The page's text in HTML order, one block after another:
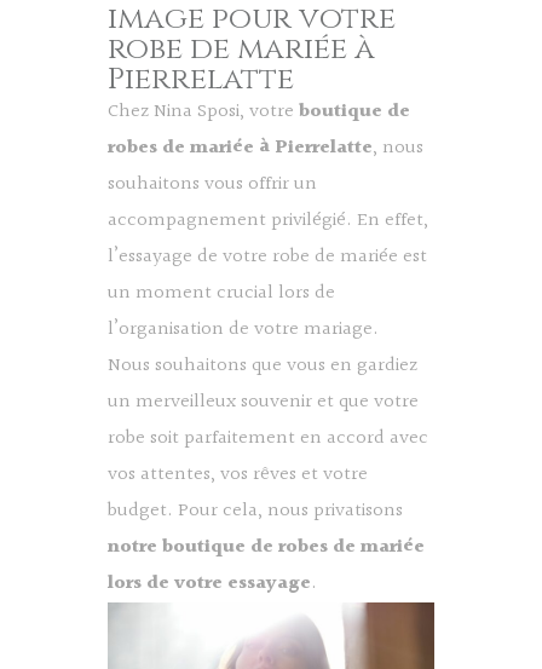
image pour votre
robe de mariée à
Pierrelatte
Chez Nina Sposi, votre boutique de
robes de mariée à Pierrelatte, nous
souhaitons vous offrir un
accompagnement privilégié. En effet,
l’essayage de votre robe de mariée est
un moment crucial lors de
l’organisation de votre mariage.
Nous souhaitons que vous en gardiez
un merveilleux souvenir et que votre
robe soit parfaitement en accord avec
vos attentes, vos rêves et votre
budget. Pour cela, nous privatisons
notre boutique de robes de mariée
lors de votre essayage.